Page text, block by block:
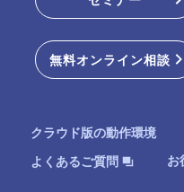
無料オンライン相談
クラウド版の動作環境
よくあるご質問
お